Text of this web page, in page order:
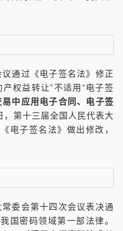
通过《电子签名法》修正
权益转让”不适用“电子签
易中应用电子合同、电子签
，第十三届全国人民代表大
电子签名法》做出修改，
委会第十四次会议表决通
国密码领域第一部法律。